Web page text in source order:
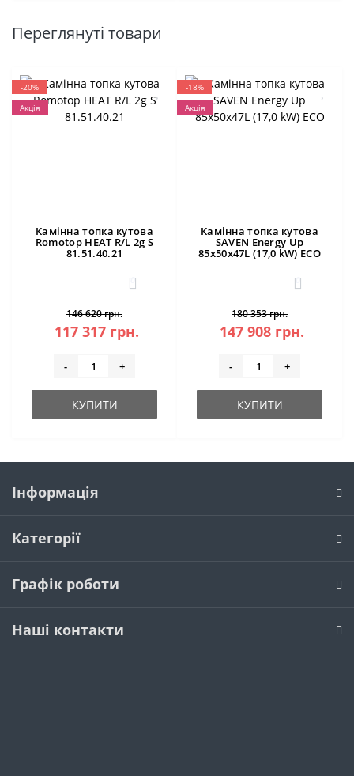
Переглянуті товари
-20%
Акція
Камінна топка кутова
Romotop HEAT R/L 2g S
81.51.40.21
0
146 620 грн.
117 317 грн.
- +
КУПИТИ
-18%
Акція
Камінна топка кутова
SAVEN Energy Up
85х50х47L (17,0 kW) ECO
0
180 353 грн.
147 908 грн.
- +
КУПИТИ
Інформація
Категорії
Графік роботи
Наші контакти